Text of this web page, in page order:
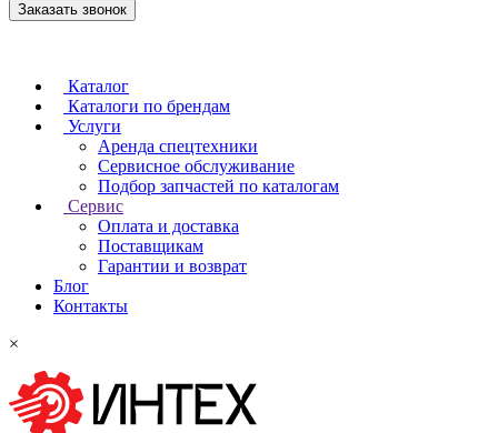
Заказать звонок
Каталог
Каталоги по брендам
Услуги
Аренда спецтехники
Сервисное обслуживание
Подбор запчастей по каталогам
Сервис
Оплата и доставка
Поставщикам
Гарантии и возврат
Блог
Контакты
×